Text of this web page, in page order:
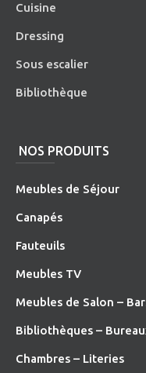
Cuisine
Dressing
Sous escalier
Bibliothèque
NOS PRODUITS
Meubles de Séjour
Canapés
Fauteuils
Meubles TV
Meubles de Salon –
Bibliothèques –
Chambres – Literies